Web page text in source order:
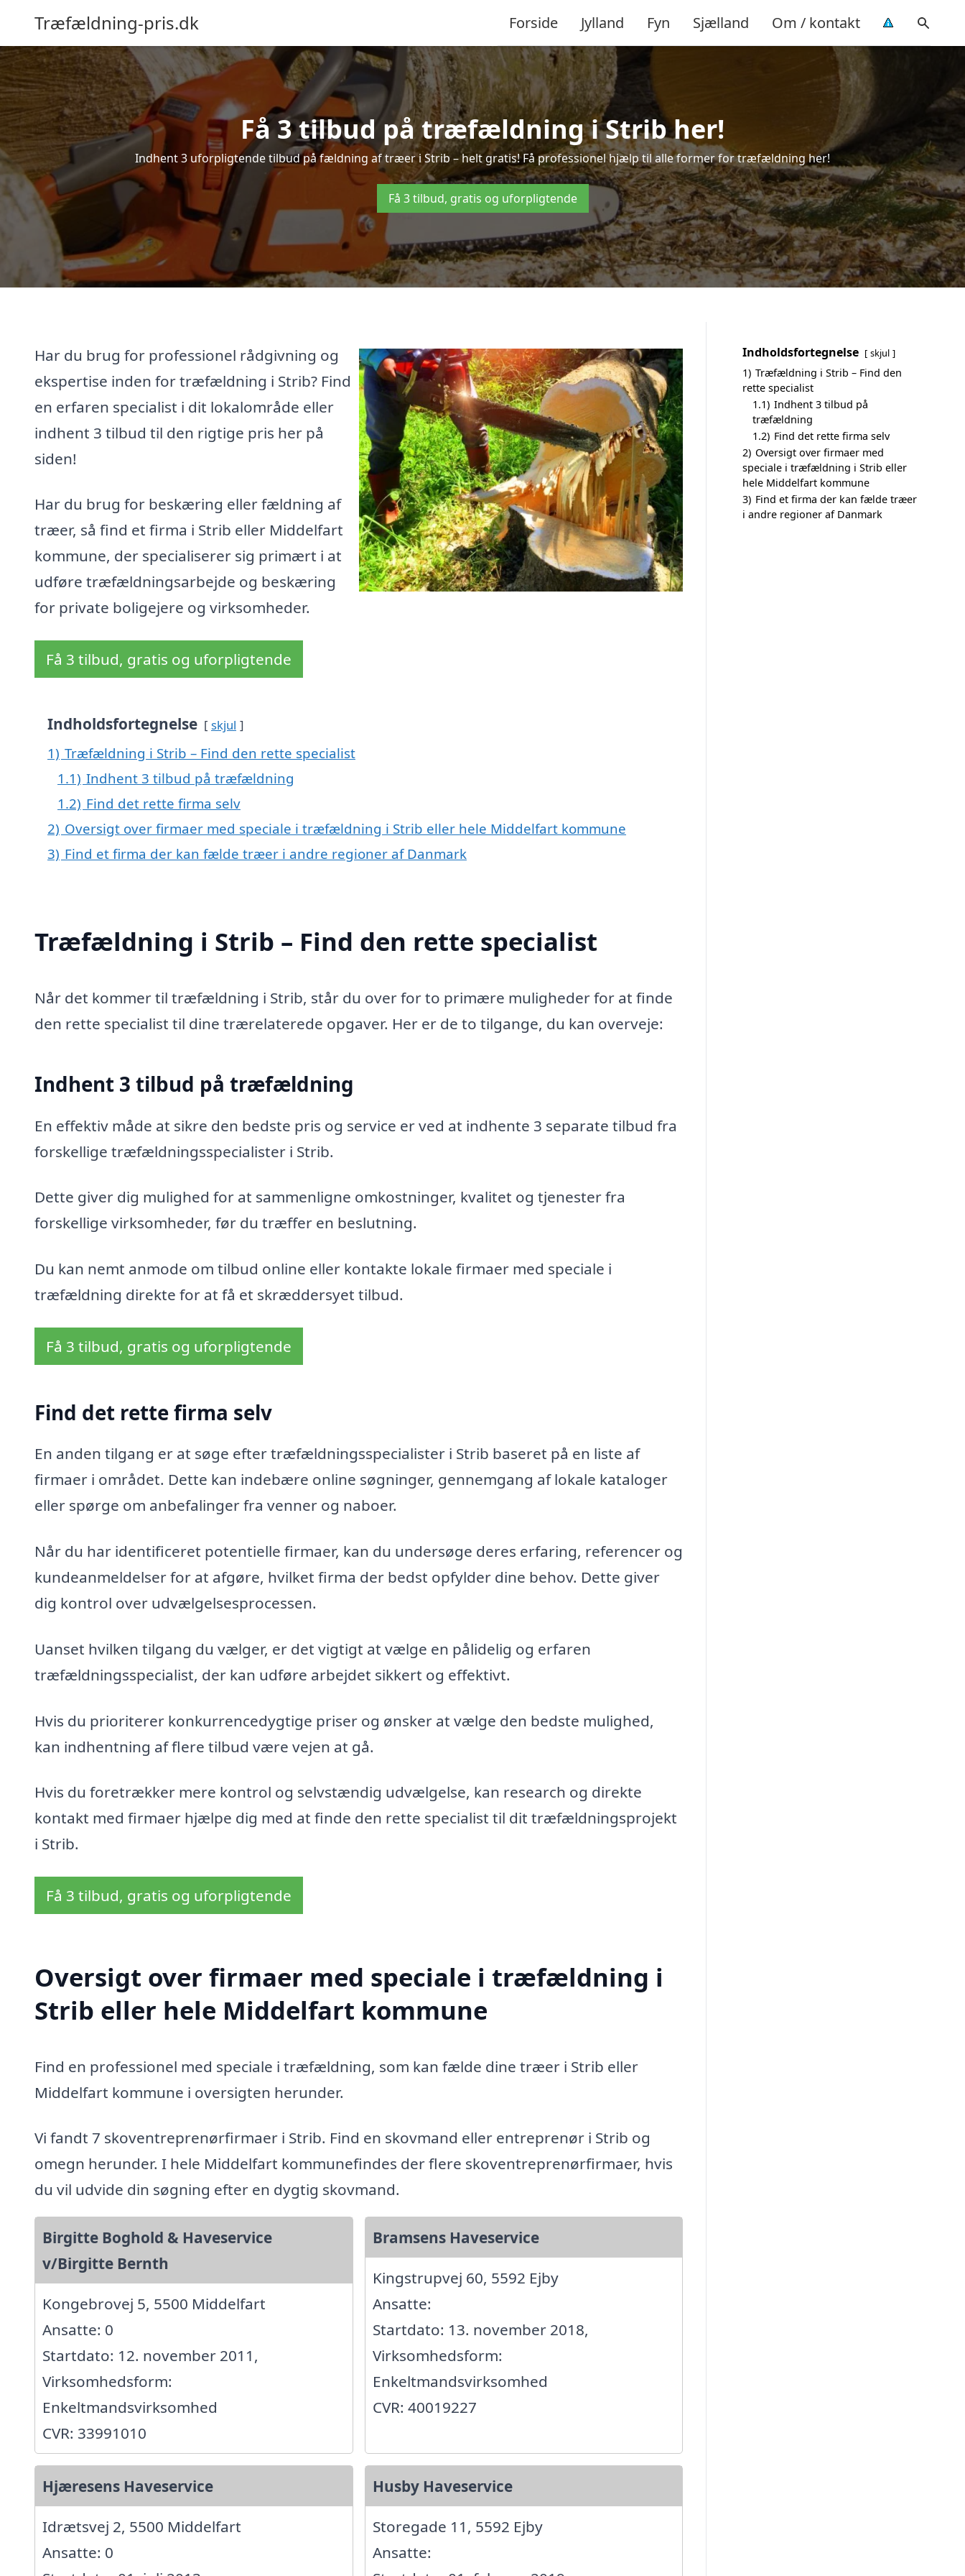
Træfældning-pris.dk Forside Jylland Fyn Sjælland Om / kontakt
Få 3 tilbud på træfældning i Strib her!
Indhent 3 uforpligtende tilbud på fældning af træer i Strib – helt gratis! Få professionel hjælp til alle former for træfældning her!
Få 3 tilbud, gratis og uforpligtende
Har du brug for professionel rådgivning og
ekspertise inden for træfældning i Strib? Find
en erfaren specialist i dit lokalområde eller
indhent 3 tilbud til den rigtige pris her på
siden!
Har du brug for beskæring eller fældning af
træer, så find et firma i Strib eller Middelfart
kommune, der specialiserer sig primært i at
udføre træfældningsarbejde og beskæring
for private boligejere og virksomheder.
Få 3 tilbud, gratis og uforpligtende
Indholdsfortegnelse skjul
1) Træfældning i Strib – Find den rette specialist
1.1) Indhent 3 tilbud på træfældning
1.2) Find det rette firma selv
2) Oversigt over firmaer med speciale i træfældning i Strib eller hele Middelfart kommune
3) Find et firma der kan fælde træer i andre regioner af Danmark
Træfældning i Strib – Find den rette specialist
Når det kommer til træfældning i Strib, står du over for to primære muligheder for at finde
den rette specialist til dine trærelaterede opgaver. Her er de to tilgange, du kan overveje:
Indhent 3 tilbud på træfældning
En effektiv måde at sikre den bedste pris og service er ved at indhente 3 separate tilbud fra
forskellige træfældningsspecialister i Strib.
Dette giver dig mulighed for at sammenligne omkostninger, kvalitet og tjenester fra
forskellige virksomheder, før du træffer en beslutning.
Du kan nemt anmode om tilbud online eller kontakte lokale firmaer med speciale i
træfældning direkte for at få et skræddersyet tilbud.
Få 3 tilbud, gratis og uforpligtende
Find det rette firma selv
En anden tilgang er at søge efter træfældningsspecialister i Strib baseret på en liste af
firmaer i området. Dette kan indebære online søgninger, gennemgang af lokale kataloger
eller spørge om anbefalinger fra venner og naboer.
Når du har identificeret potentielle firmaer, kan du undersøge deres erfaring, referencer og
kundeanmeldelser for at afgøre, hvilket firma der bedst opfylder dine behov. Dette giver
dig kontrol over udvælgelsesprocessen.
Uanset hvilken tilgang du vælger, er det vigtigt at vælge en pålidelig og erfaren
træfældningsspecialist, der kan udføre arbejdet sikkert og effektivt.
Hvis du prioriterer konkurrencedygtige priser og ønsker at vælge den bedste mulighed,
kan indhentning af flere tilbud være vejen at gå.
Hvis du foretrækker mere kontrol og selvstændig udvælgelse, kan research og direkte
kontakt med firmaer hjælpe dig med at finde den rette specialist til dit træfældningsprojekt
i Strib.
Få 3 tilbud, gratis og uforpligtende
Oversigt over firmaer med speciale i træfældning i
Strib eller hele Middelfart kommune
Find en professionel med speciale i træfældning, som kan fælde dine træer i Strib eller
Middelfart kommune i oversigten herunder.
Vi fandt 7 skoventreprenørfirmaer i Strib. Find en skovmand eller entreprenør i Strib og
omegn herunder. I hele Middelfart kommunefindes der flere skoventreprenørfirmaer, hvis
du vil udvide din søgning efter en dygtig skovmand.
Birgitte Boghold & Haveservice
v/Birgitte Bernth
Kongebrovej 5, 5500 Middelfart
Ansatte: 0
Startdato: 12. november 2011,
Virksomhedsform:
Enkeltmandsvirksomhed
CVR: 33991010
Bramsens Haveservice
Kingstrupvej 60, 5592 Ejby
Ansatte:
Startdato: 13. november 2018,
Virksomhedsform:
Enkeltmandsvirksomhed
CVR: 40019227
Hjæresens Haveservice
Idrætsvej 2, 5500 Middelfart
Ansatte: 0
Husby Haveservice
Storegade 11, 5592 Ejby
Ansatte:
Indholdsfortegnelse skjul
1) Træfældning i Strib – Find den
rette specialist
1.1) Indhent 3 tilbud på
træfældning
1.2) Find det rette firma selv
2) Oversigt over firmaer med
speciale i træfældning i Strib eller
hele Middelfart kommune
3) Find et firma der kan fælde træer
i andre regioner af Danmark